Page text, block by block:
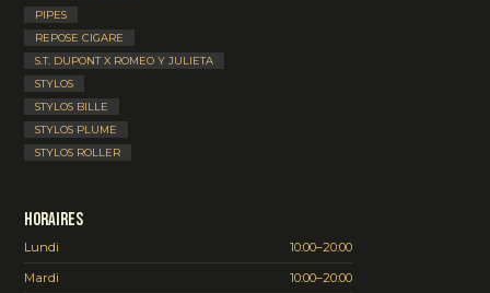
PIPES
REPOSE CIGARE
S.T. DUPONT X ROMEO Y JULIETA
STYLOS
STYLOS BILLE
STYLOS PLUME
STYLOS ROLLER
Horaires
Lundi
10:00–20:00
Mardi
10:00–20:00